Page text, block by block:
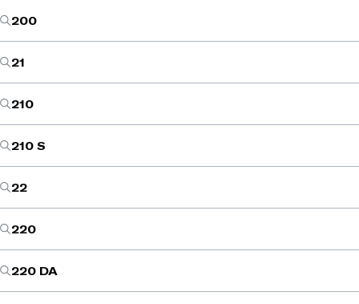
200
21
210
210 S
22
220
220 DA